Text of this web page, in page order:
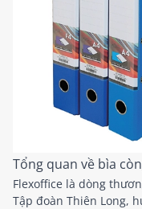
Tổng quan về bìa
Flexoffice là dòng
Tập đoàn Thiên Long,